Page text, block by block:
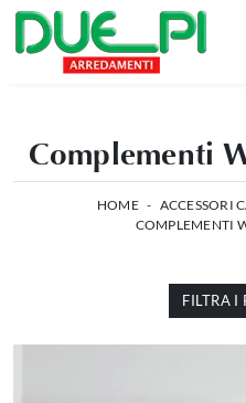
Complementi
HOME - ACCESSORI
COMPLEMENTI
FILTRA I